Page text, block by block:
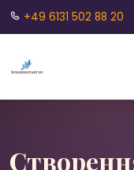
+49 6131 502 88 20